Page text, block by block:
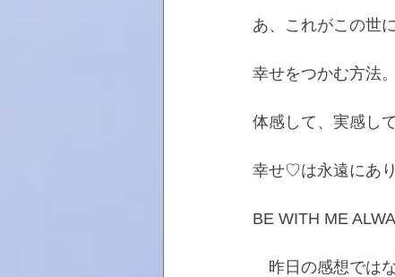
あ、これがこの世
幸せをつかむ方法。
体感して、実感し
幸せ♡は永遠にあり
BE WITH ME
昨日の感想では